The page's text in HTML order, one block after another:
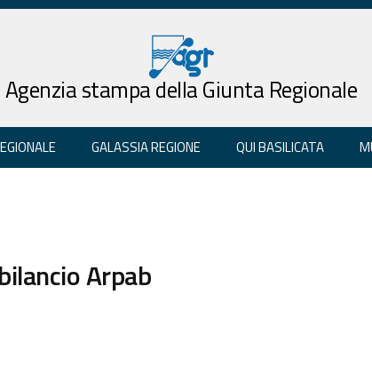
Agenzia stampa della Giunta Regionale
GALASSIA REGIONE QUI BASILICATA
Arpab